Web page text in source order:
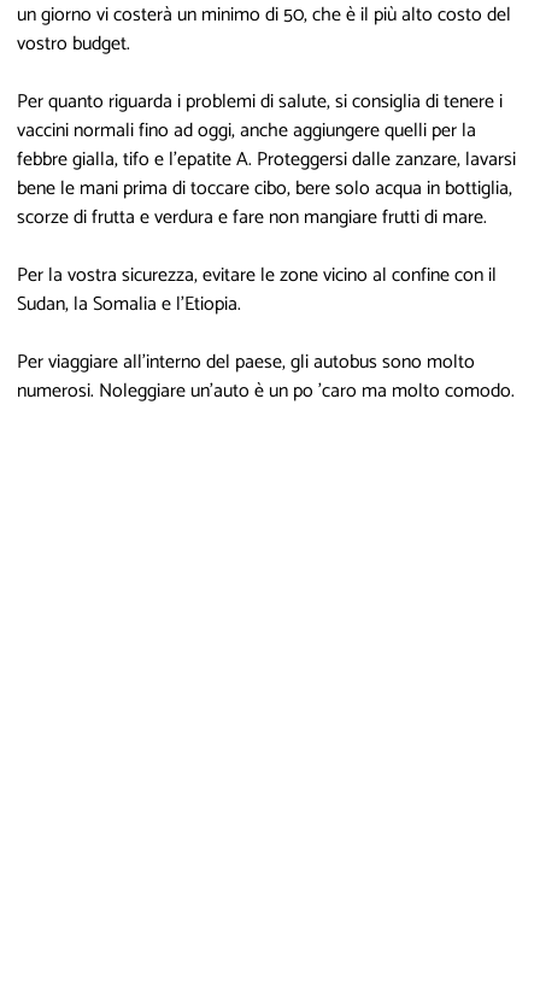
un giorno vi costerà un minimo di 50, che è il più alto costo del
vostro budget.
Per quanto riguarda i problemi di salute, si consiglia di tenere i
vaccini normali fino ad oggi, anche aggiungere quelli per la
febbre gialla, tifo e l'epatite A. Proteggersi dalle zanzare, lavarsi
bene le mani prima di toccare cibo, bere solo acqua in bottiglia,
scorze di frutta e verdura e fare non mangiare frutti di mare.
Per la vostra sicurezza, evitare le zone vicino al confine con il
Sudan, la Somalia e l'Etiopia.
Per viaggiare all'interno del paese, gli autobus sono molto
numerosi. Noleggiare un'auto è un po 'caro ma molto comodo.